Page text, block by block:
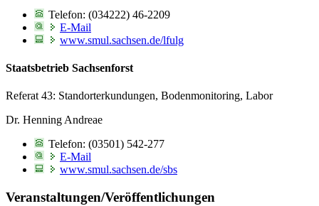
Telefon: (034222) 46-2209
E-Mail
www.smul.sachsen.de/lfulg
Staatsbetrieb Sachsenforst
Referat 43: Standorterkundungen, Bodenmonitoring, Labor
Dr. Henning Andreae
Telefon: (03501) 542-277
E-Mail
www.smul.sachsen.de/sbs
Veranstaltungen/Veröffentlichungen